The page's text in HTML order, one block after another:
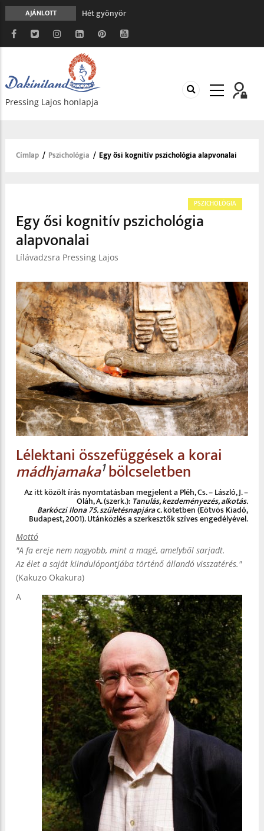
AJÁNLOTT
Hét gyönyör
A gondolatok átalakításának nyolc versszaka
Meghalni teljesen biztonságos
Minden más, mint aminek látszik
Vég nélküli leborulás
Pressing Lajos honlapja
Morzsa
Címlap / Pszichológia / Egy ősi kognitív pszichológia alapvonalai
PSZICHOLÓGIA
Egy ősi kognitív pszichológia
alapvonalai
Lílávadzsra Pressing Lajos
Lélektani összefüggések a korai
mádhjamaka1bölcseletben
Az itt közölt írás nyomtatásban megjelent a Pléh, Cs. – László, J. –
Oláh, A. (szerk.): Tanulás, kezdeményezés, alkotás.
Barkóczi Ilona 75. születésnapjárac. kötetben (Eötvös Kiadó,
Budapest, 2001). Utánközlés a szerkesztők szíves engedélyével.
Mottó
"A fa ereje nem nagyobb, mint a magé, amelyből sarjadt.
Az élet a saját kiindulópontjába történő állandó visszatérés."
(Kakuzo Okakura)
A